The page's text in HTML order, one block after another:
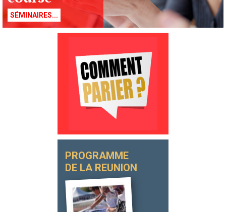
samedi 3 octobre 16h00
lire la suite
à 9 H
lire la suite
dimanche 1 novembre
lire la suite
QUALIFICATIONS le 05 11
à 9 H
lire la suite
PROGRAMME
DE LA REUNION
SÉMINAIRES...